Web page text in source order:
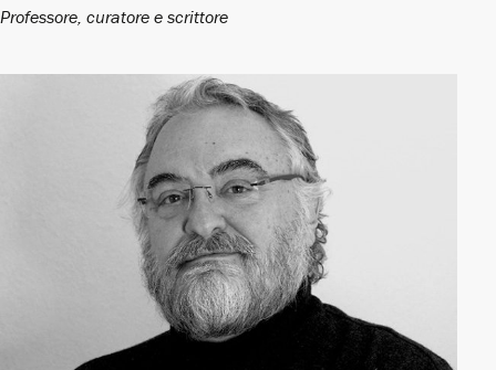
Professore, curatore e scrittore